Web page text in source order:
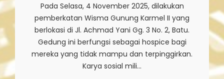
Pada Selasa, 4 November 2025, dilakukan
pemberkatan Wisma Gunung Karmel II yang
berlokasi di Jl. Achmad Yani Gg. 3 No. 2, Batu.
Gedung ini berfungsi sebagai hospice bagi
mereka yang tidak mampu dan terpinggirkan.
Karya sosial mili...